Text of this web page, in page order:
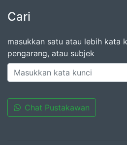
Cari
masukkan satu atau lebih kata
pengarang, atau subjek
Chat Pustakawan